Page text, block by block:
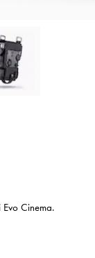
Evo Cinema.